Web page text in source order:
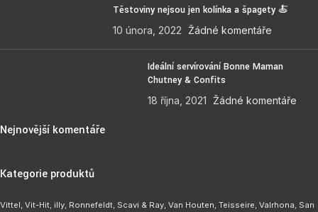
Těstoviny nejsou jen kolínka a špagety 🍝
10 února, 2022 Žádné komentáře
Ideální servírování Bonne Maman
Chutney & Confits
18 října, 2021 Žádné komentáře
Nejnovější komentáře
Kategorie produktů
Vittel, Vit-Hit, illy, Ronnefeldt, Scavi & Ray, Van Houten, Teisseire, Valrhona, San